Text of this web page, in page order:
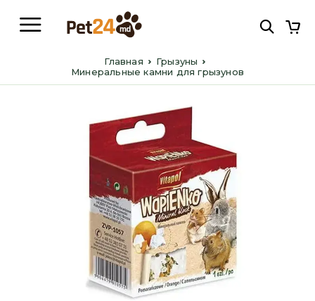
Главная
Грызуны
Минеральные камни для грызунов